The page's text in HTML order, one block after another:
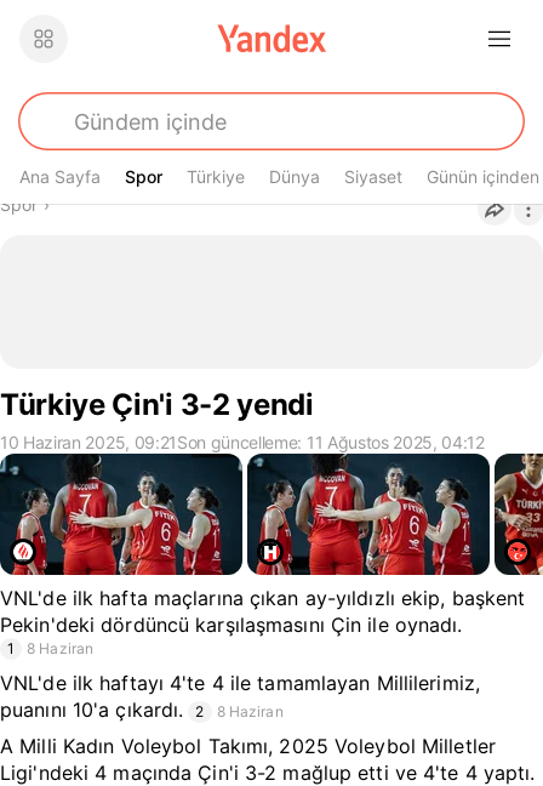
Ana Sayfa Spor
Spor Türkiye Dünya Siyaset Günün içinden
Buradasın
Spor›
Türkiye Çin'i 3-2 yendi
10 Haziran 2025, 09:21Son güncelleme: 11 Ağustos 2025, 04:12
VNL'de ilk hafta maçlarına çıkan ay-yıldızlı ekip, başkent
Pekin'deki dördüncü karşılaşmasını Çin ile oynadı.
1 8 Haziran
VNL'de ilk haftayı 4'te 4 ile tamamlayan Millilerimiz,
puanını 10'a çıkardı.
2 8 Haziran
A Milli Kadın Voleybol Takımı, 2025 Voleybol Milletler
Ligi'ndeki 4 maçında Çin'i 3-2 mağlup etti ve 4'te 4 yaptı.